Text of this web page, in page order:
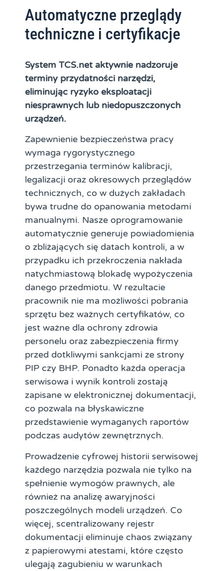
Automatyczne przeglądy
techniczne i certyfikacje
System TCS.net aktywnie nadzoruje
terminy przydatności narzędzi,
eliminując ryzyko eksploatacji
niesprawnych lub niedopuszczonych
urządzeń.
Zapewnienie bezpieczeństwa pracy
wymaga rygorystycznego
przestrzegania terminów kalibracji,
legalizacji oraz okresowych przeglądów
technicznych, co w dużych zakładach
bywa trudne do opanowania metodami
manualnymi. Nasze oprogramowanie
automatycznie generuje powiadomienia
o zbliżających się datach kontroli, a w
przypadku ich przekroczenia nakłada
natychmiastową blokadę wypożyczenia
danego przedmiotu. W rezultacie
pracownik nie ma możliwości pobrania
sprzętu bez ważnych certyfikatów, co
jest ważne dla ochrony zdrowia
personelu oraz zabezpieczenia firmy
przed dotkliwymi sankcjami ze strony
PIP czy BHP. Ponadto każda operacja
serwisowa i wynik kontroli zostają
zapisane w elektronicznej dokumentacji,
co pozwala na błyskawiczne
przedstawienie wymaganych raportów
podczas audytów zewnętrznych.
Prowadzenie cyfrowej historii serwisowej
każdego narzędzia pozwala nie tylko na
spełnienie wymogów prawnych, ale
również na analizę awaryjności
poszczególnych modeli urządzeń. Co
więcej, scentralizowany rejestr
dokumentacji eliminuje chaos związany
z papierowymi atestami, które często
ulegają zagubieniu w warunkach